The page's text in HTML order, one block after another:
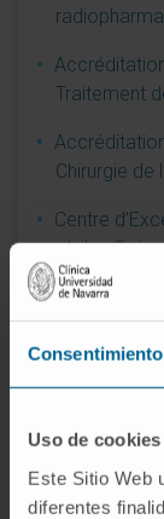
Consentimiento
Uso de cookies
Este Sitio Web
diferentes
Traitement
Chirurgie de
Centre
et des
Contribution
réputation
Joint